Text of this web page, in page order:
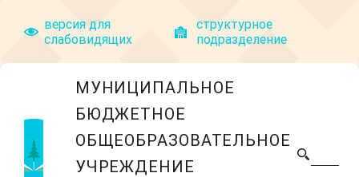
версия для
слабовидящих
структyрное
подразделение
МУНИЦИПАЛЬНОЕ
БЮДЖЕТНОЕ
ОБЩЕОБРАЗОВАТЕЛЬНОЕ
УЧРЕЖДЕНИЕ